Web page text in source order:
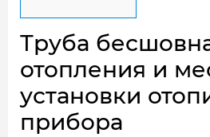
Труба
отопления и
установки
прибора